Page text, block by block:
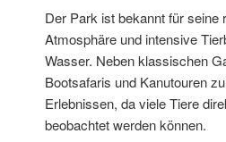
Der Park ist bekannt für seine
Atmosphäre und intensive
Wasser. Neben klassischen
Bootsafaris und Kanutouren
Erlebnissen, da viele Tiere
beobachtet werden können.